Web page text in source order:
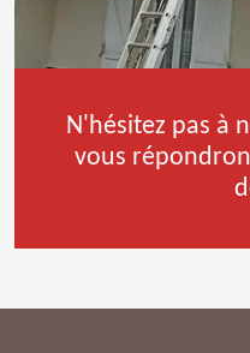
N'hésitez pas à
vous